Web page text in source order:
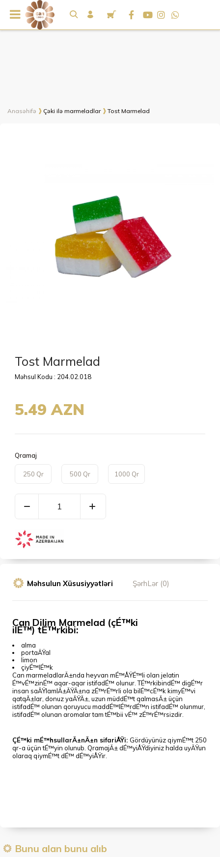
Anasəhifə Çəki ilə marmeladlar Tost Marmelad
Tost Marmelad
Məhsul Kodu : 204.02.018
5.49 AZN
Qramaj
250 Qr 500 Qr 1000 Qr
Məhsulun Xüsusiyyətləri ŞərhLər (0)
Can Dilim Marmelad (çÉ™ki
ilÉ™) tÉ™rkibi:
alma
portaÄŸal
limon
çiyÉ™lÉ™k
Can marmeladlarÄ±nda heyvan mÉ™ÅŸÉ™li olan jelatin
É™vÉ™zinÉ™ aqar-aqar istifadÉ™ olunur. TÉ™rkibindÉ™ digÉ™r
insan saÄŸlamlÄ±ÄŸÄ±na zÉ™rÉ™rli ola bilÉ™cÉ™k kimyÉ™vi
qatqÄ±lar, donuz yaÄŸÄ±, uzun müddÉ™t qalmasÄ± üçün
istifadÉ™ olunan qoruyucu maddÉ™lÉ™rdÉ™n istifadÉ™ olunmur,
istifadÉ™ olunan aromalar tam tÉ™bii vÉ™ zÉ™rÉ™rsizdir.
ÇÉ™ki mÉ™hsullarÄ±nÄ±n sifariÅŸi: Gördüyünüz qiymÉ™t 250
qr-a üçün tÉ™yin olunub. QramajÄ± dÉ™yiÅŸdiyiniz halda uyÄŸun
olaraq qiymÉ™t dÉ™ dÉ™yiÅŸir.
Bunu alan bunu alıb